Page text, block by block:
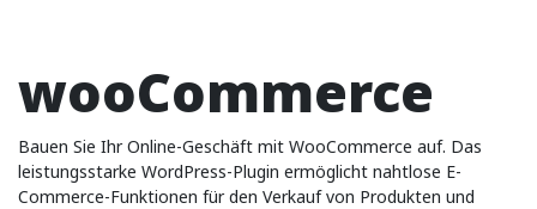
wooCommerce
Bauen Sie Ihr Online-Geschäft mit WooCommerce auf. Das
leistungsstarke WordPress-Plugin ermöglicht nahtlose E-
Commerce-Funktionen für den Verkauf von Produkten und